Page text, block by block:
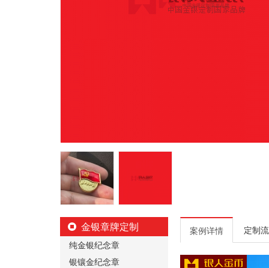
金银章牌定制
纯金银纪念章
银镶金纪念章
案例详情 定制